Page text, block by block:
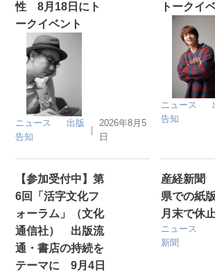
性 8月18日にト
ークイベント
ニュース
出版
告知
｜
2026年8月5
日
トークイ
ニュース
告知
【参加受付中】第
6回「活字文化フ
ォーラム」（文化
通信社） 出版流
通・書店の持続を
テーマに 9月4日
産経新聞
県での紙
月末で休
ニュース
新聞